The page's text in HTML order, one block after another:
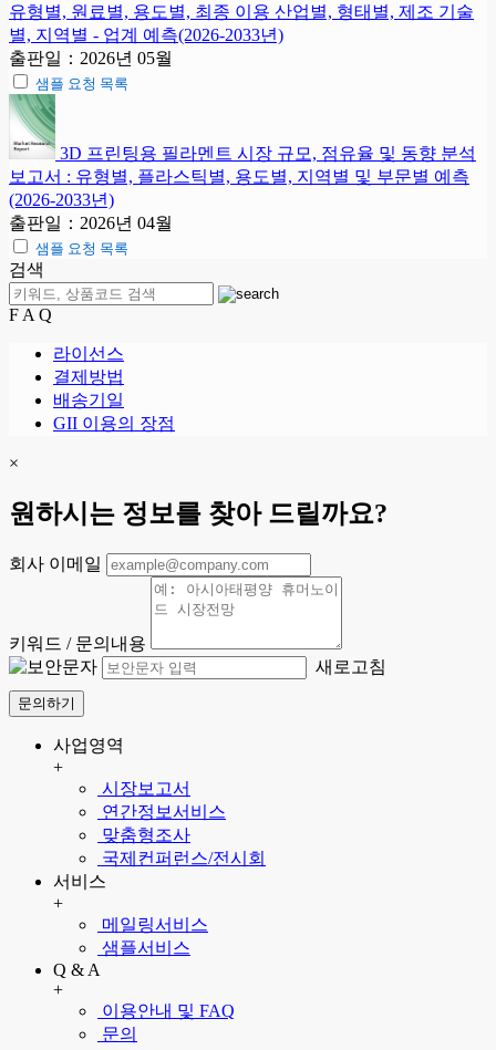
유형별, 원료별, 용도별, 최종 이용 산업별, 형태별, 제조 기술
별, 지역별 - 업계 예측(2026-2033년)
출판일：2026년 05월
샘플 요청 목록
3D 프린팅용 필라멘트 시장 규모, 점유율 및 동향 분석
보고서 : 유형별, 플라스틱별, 용도별, 지역별 및 부문별 예측
(2026-2033년)
출판일：2026년 04월
샘플 요청 목록
검색
F A Q
라이선스
결제방법
배송기일
GII 이용의 장점
×
원하시는 정보를 찾아 드릴까요?
회사 이메일
키워드 / 문의내용
새로고침
문의하기
사업영역
+
시장보고서
연간정보서비스
맞춤형조사
국제컨퍼런스/전시회
서비스
+
메일링서비스
샘플서비스
Q & A
+
이용안내 및 FAQ
문의